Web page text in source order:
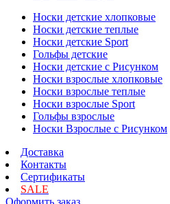
Носки детские хлопковые
Носки детские теплые
Носки детские Sport
Гольфы детские
Носки детские с Рисунком
Носки взрослые хлопковые
Носки взрослые теплые
Носки взрослые Sport
Гольфы взрослые
Носки Взрослые с Рисунком
Доставка
Контакты
Сертификаты
SALE
Оформить заказ